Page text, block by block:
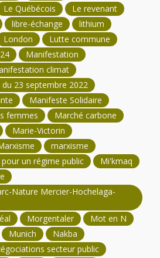
Le Québécois
Le revenant
libre-échange
lithium
London
Lutte commune
Manifestation
climat
23 septembre 2022
Manifeste Solidaire
femmes
Marché carbone
Marie-Victorin
marxisme
un régime public
Mi'kmaq
Nature Mercier-Hochelaga-
Morgentaler
Mot en N
Munich
Nakba
secteur public